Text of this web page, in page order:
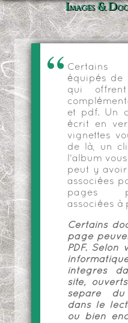
Images &
Certains
équipés de
qui
et pdf. Un
écrit en
vignettes
de là, un
l'album
peut y
associées
pages
associées à
Certains
page
PDF. Selon
intégrés
site,
séparé
dans le
ou bien